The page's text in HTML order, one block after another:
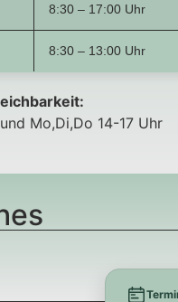
8:30 – 17:00 Uhr
8:30 – 13:00 Uhr
Mo,Di,Do 14-17 Uhr